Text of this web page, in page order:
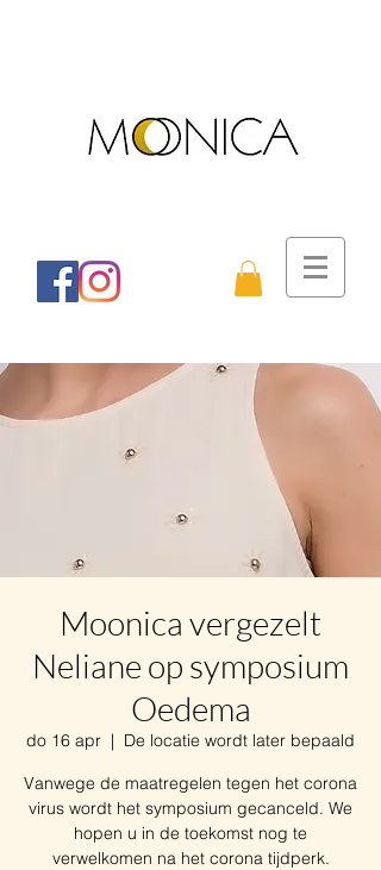
Moonica vergezelt
Neliane op symposium
Oedema
do 16 apr
  |
De locatie wordt later bepaald
Vanwege de maatregelen tegen het corona
virus wordt het symposium gecanceld. We
hopen u in de toekomst nog te
verwelkomen na het corona tijdperk.